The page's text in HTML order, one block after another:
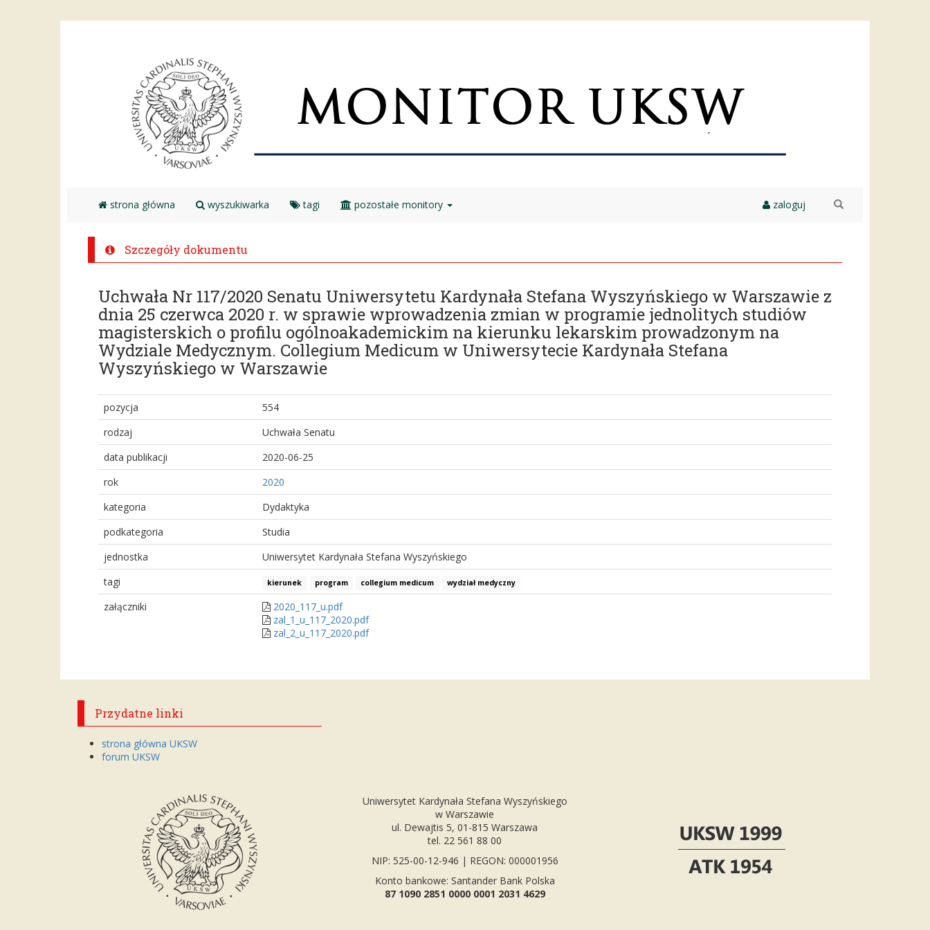
strona główna wyszukiwarka tagi pozostałe monitory zaloguj
Szczegóły dokumentu
Uchwała Nr 117/2020 Senatu Uniwersytetu Kardynała Stefana Wyszyńskiego w Warszawie z
dnia 25 czerwca 2020 r. w sprawie wprowadzenia zmian w programie jednolitych studiów
magisterskich o profilu ogólnoakademickim na kierunku lekarskim prowadzonym na
Wydziale Medycznym. Collegium Medicum w Uniwersytecie Kardynała Stefana
Wyszyńskiego w Warszawie
pozycja
554
rodzaj
Uchwała Senatu
data publikacji
2020-06-25
rok
2020
kategoria
Dydaktyka
podkategoria
Studia
jednostka
Uniwersytet Kardynała Stefana Wyszyńskiego
tagi
kierunek program collegium medicum wydział medyczny
załączniki
2020_117_u.pdf
zal_1_u_117_2020.pdf
zal_2_u_117_2020.pdf
Przydatne linki
strona główna UKSW
forum UKSW
Uniwersytet Kardynała Stefana Wyszyńskiego
w Warszawie
ul. Dewajtis 5, 01-815 Warszawa
tel. 22 561 88 00
NIP: 525-00-12-946 | REGON: 000001956
Konto bankowe: Santander Bank Polska
87 1090 2851 0000 0001 2031 4629